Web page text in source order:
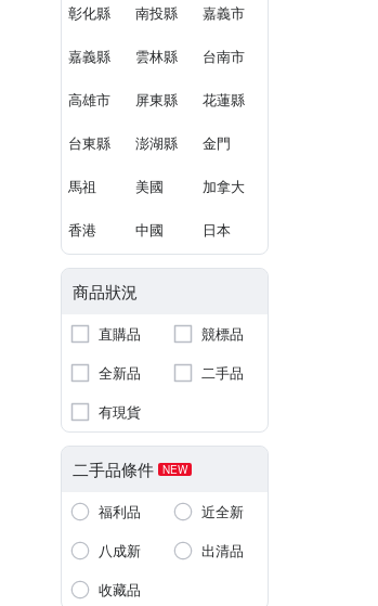
彰化縣 南投縣 嘉義市
嘉義縣 雲林縣 台南市
高雄市 屏東縣 花蓮縣
台東縣 澎湖縣 金門
馬祖 美國 加拿大
香港 中國 日本
商品狀況
直購品
競標品
全新品
二手品
有現貨
二手品條件 NEW
福利品
近全新
八成新
出清品
收藏品